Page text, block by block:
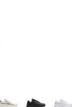
de € 104,99 à
de couleurs